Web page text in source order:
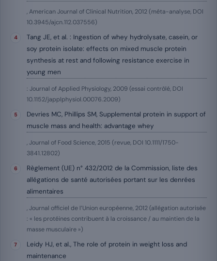
, American Journal of Clinical Nutrition, 2012 (méta-analyse, DOI
10.3945/ajcn.112.037556)
Tang JE, et al. : Ingestion of whey hydrolysate, casein, or
soy protein isolate: effects on mixed muscle protein
synthesis at rest and following resistance exercise in
young men
: Journal of Applied Physiology, 2009 (essai contrôlé, DOI
10.1152/japplphysiol.00076.2009)
Devries MC, Phillips SM, Supplemental protein in support of
muscle mass and health: advantage whey
, Journal of Food Science, 2015 (revue, DOI 10.1111/1750-
3841.12802)
Règlement (UE) n° 432/2012 de la Commission, liste des
allégations de santé autorisées portant sur les denrées
alimentaires
, Journal officiel de l’Union européenne, 2012 (allégation autorisée
: « les protéines contribuent à la croissance / au maintien de la
masse musculaire »)
Leidy HJ, et al., The role of protein in weight loss and
maintenance